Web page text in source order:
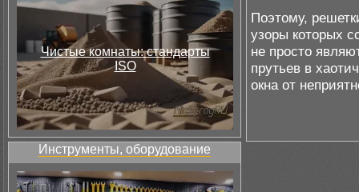
Чистые комнаты: стандарты
ISO
Инструменты, оборудование
Поэтому,
узоры которых
не просто
прутьев в
окна от